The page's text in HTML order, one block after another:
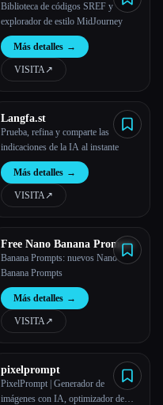
Biblioteca de códigos SREF y
explorador de estilo MidJourney
Más detalles →
VISITA↗︎
Langfa.st
Prueba, refina y comparte las
indicaciones de la IA al instante
Más detalles →
VISITA↗︎
Free Nano Banana Prompts
Banana Prompts: nuevos Nano
Banana Prompts
Más detalles →
VISITA↗︎
pixelprompt
PixelPrompt | Generador de
imágenes con IA, optimizador de